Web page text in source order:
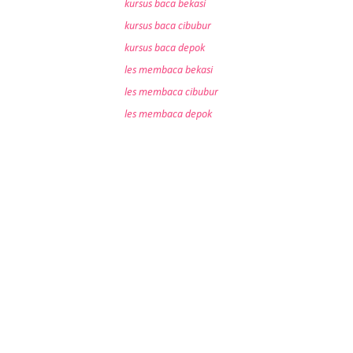
kursus baca bekasi
kursus baca cibubur
kursus baca depok
les membaca bekasi
les membaca cibubur
les membaca depok